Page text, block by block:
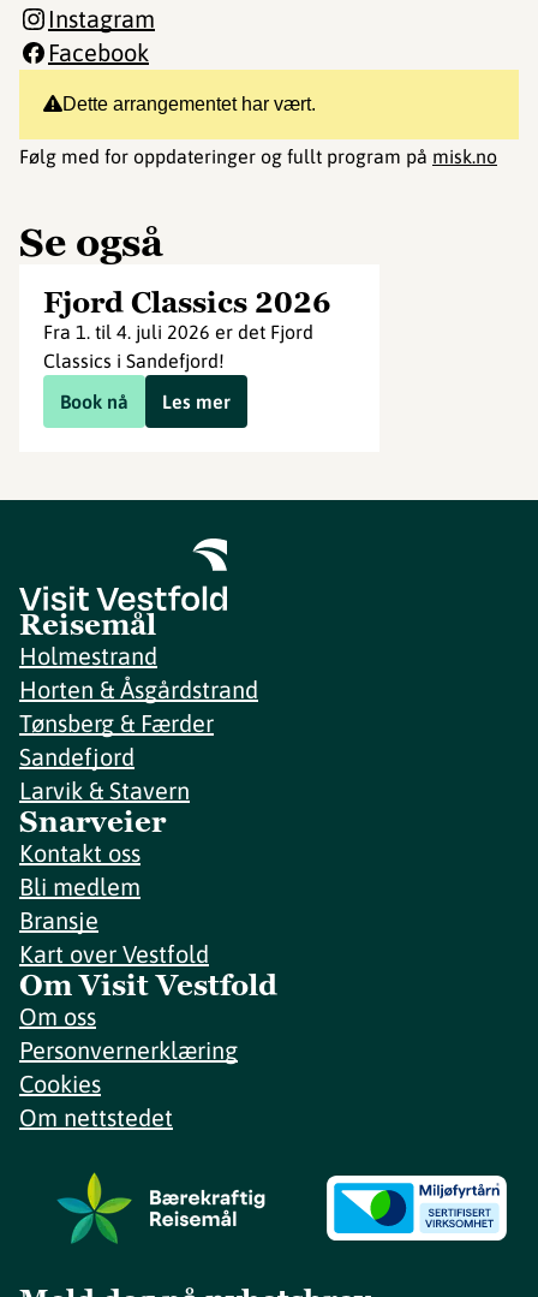
Dette arrangementet har vært.
Følg med for oppdateringer og fullt program på misk.no
Instagram
Facebook
Se også
Fjord Classics 2026
Fra 1. til 4. juli 2026 er det Fjord
Classics i Sandefjord!
Book nå
Les mer
Reisemål
Holmestrand
Horten & Åsgårdstrand
Tønsberg & Færder
Sandefjord
Larvik & Stavern
Snarveier
Kontakt oss
Bli medlem
Bransje
Kart over Vestfold
Om Visit Vestfold
Om oss
Personvernerklæring
Cookies
Om nettstedet